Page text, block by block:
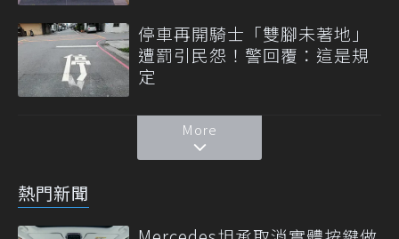
停車再開騎士「雙腳未著地」
遭罰引民怨！警回覆：這是規
定
More
熱門新聞